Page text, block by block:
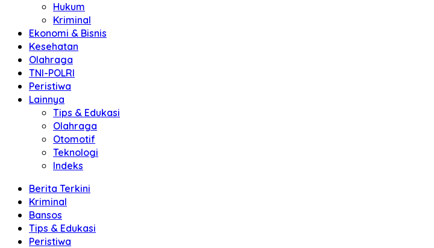
Hukum
Kriminal
Ekonomi & Bisnis
Kesehatan
Olahraga
TNI-POLRI
Peristiwa
Lainnya
Tips & Edukasi
Olahraga
Otomotif
Teknologi
Indeks
Berita Terkini
Kriminal
Bansos
Tips & Edukasi
Peristiwa